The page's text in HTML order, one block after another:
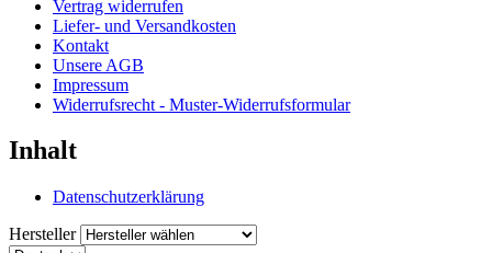
Vertrag widerrufen
Liefer- und Versandkosten
Kontakt
Unsere AGB
Impressum
Widerrufsrecht - Muster-Widerrufsformular
Inhalt
Datenschutzerklärung
Hersteller